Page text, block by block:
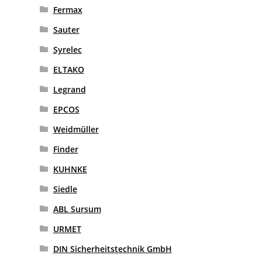
Fermax
Sauter
Syrelec
ELTAKO
Legrand
EPCOS
Weidmüller
Finder
KUHNKE
Siedle
ABL Sursum
URMET
DIN Sicherheitstechnik GmbH